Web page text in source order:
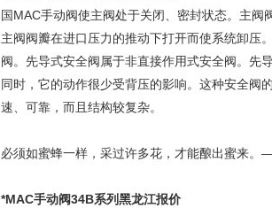
国MAC手动阀使主阀处于关闭、密封状态。主阀
主阀阀瓣在进口压力的推动下打开而使系统卸压
阀。先导式安全阀属于非直接作用式安全阀。先
同时，它的动作很少受背压的影响。这种安全阀
速、可靠，而且结构较复杂。
必须如蜜蜂一样，采过许多花，才能酿出蜜来。
*MAC手动阀34B系列黑龙江报价